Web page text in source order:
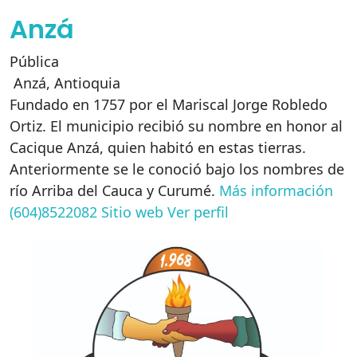
Anzá
Pública
Anzá, Antioquia
Fundado en 1757 por el Mariscal Jorge Robledo
Ortiz. El municipio recibió su nombre en honor al
Cacique Anzá, quien habitó en estas tierras.
Anteriormente se le conoció bajo los nombres de
río Arriba del Cauca y Curumé. Más información
(604)8522082 Sitio web Ver perfil